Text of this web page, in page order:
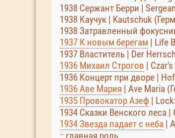
1938 Сержант Берри |
1938 Каучук | Kautschuk
1938 Затравленный
1937 К новым берегам | Life
1937 Властитель | Der
1936 Михаил Строгов |
1936 Концерт при дворе |
1936 Аве Мария | Ave Maria
1935 Провокатор Азеф |
1934 Сказки Венского леса
1934 Звезда падает с неба |